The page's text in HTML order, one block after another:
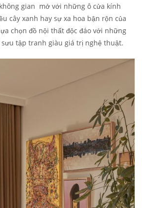
gian mở với những ô cửa kính
cây xanh hay sự xa hoa bận rộn của
chọn đồ nội thất độc đáo với những
sưu tập tranh giàu giá trị nghệ thuật.